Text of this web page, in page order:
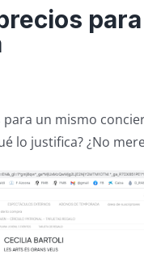
un mismo
lo justifica? ¿No